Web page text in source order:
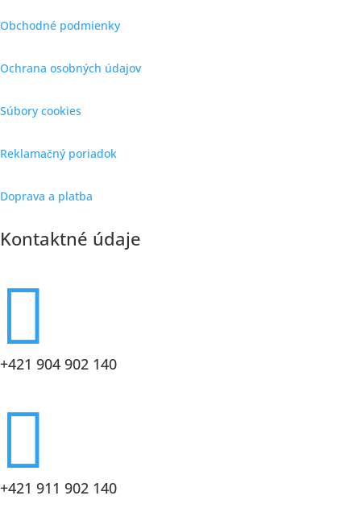
Obchodné podmienky
Ochrana osobných údajov
Súbory cookies
Reklamačný poriadok
Doprava a platba
Kontaktné údaje

+421 904 902 140

+421 911 902 140